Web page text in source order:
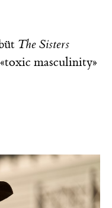
The Sisters
masculinity»